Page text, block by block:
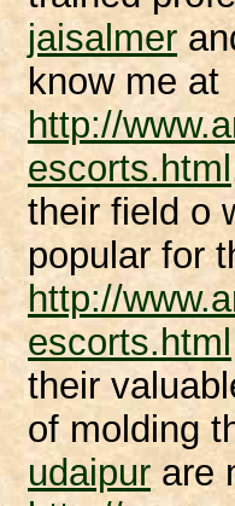
jaisalmer
know me at
http://
escorts.html
their field o
popular for
http://
escorts.html
their
of molding
udaipur are